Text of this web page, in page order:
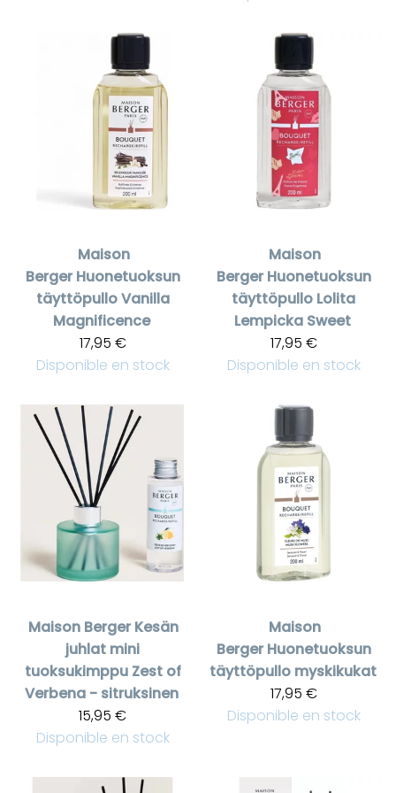
Maison
Berger Huonetuoksun
täyttöpullo Vanilla
Magnificence
17,95 €
Disponible en stock
Maison
Berger Huonetuoksun
täyttöpullo Lolita
Lempicka Sweet
17,95 €
Disponible en stock
Maison Berger Kesän
juhlat mini
tuoksukimppu Zest of
Verbena - sitruksinen
15,95 €
Disponible en stock
Maison
Berger Huonetuoksun
täyttöpullo myskikukat
17,95 €
Disponible en stock